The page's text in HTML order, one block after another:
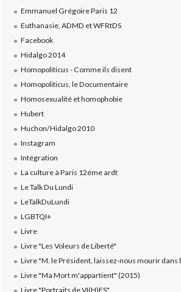
Emmanuel Grégoire Paris 12
Euthanasie, ADMD et WFRtDS
Facebook
Hidalgo 2014
Homopoliticus - Comme ils disent
Homopoliticus, le Documentaire
Homosexualité et homophobie
Hubert
Huchon/Hidalgo 2010
Instagram
Intégration
La culture à Paris 12éme ardt
Le Talk Du Lundi
LeTalkDuLundi
LGBTQI+
Livre
Livre "Les Voleurs de Liberté"
Livre "M. le Président, laissez-nous mourir dans l
Livre "Ma Mort m'appartient" (2015)
Livre "Portraits de VI(H)ES"